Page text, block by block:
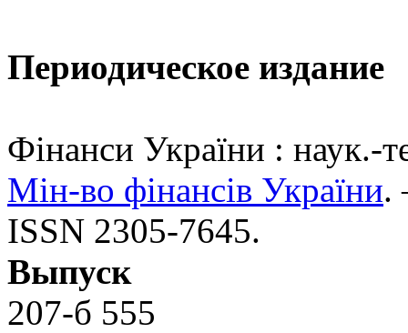
Периодическое издание
Фінанси України : наук.-
Мін-во фінансів України.
ISSN 2305-7645.
Выпуск
207-б 555